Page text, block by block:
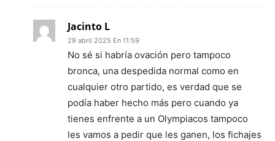
Jacinto L
29 abril 2025 En 11:59
No sé si habría ovación pero tampoco
bronca, una despedida normal como en
cualquier otro partido, es verdad que se
podía haber hecho más pero cuando ya
tienes enfrente a un Olympiacos tampoco
les vamos a pedir que les ganen, los fichajes